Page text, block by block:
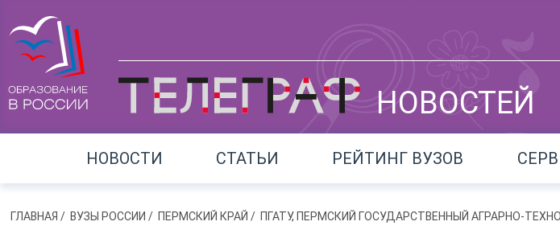
НОВОСТЕЙ
НОВОСТИ СТАТЬИ РЕЙТИНГ ВУЗОВ
ГЛАВНАЯ / ВУЗЫ РОССИИ / ПЕРМСКИЙ КРАЙ / ПГАТУ, ПЕРМСКИЙ ГОСУДАРСТВЕННЫЙ АГРАРНО­-